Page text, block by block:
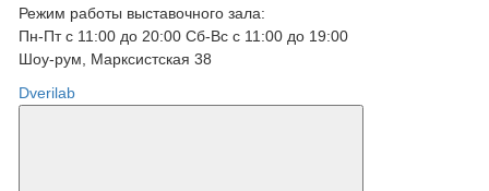
Режим работы выставочного зала:
Пн-Пт с 11:00 до 20:00 Сб-Вс с 11:00 до 19:00
Шоу-рум, Марксистcкая 38
Dverilab